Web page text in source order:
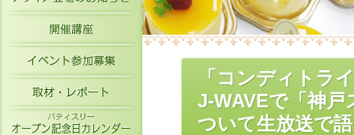
開催講座
イベント参加募集
取材・レポート
パティスリーオープン記念日カレン
「コンディトラ
J-WAVEで「神
ついて生放送で